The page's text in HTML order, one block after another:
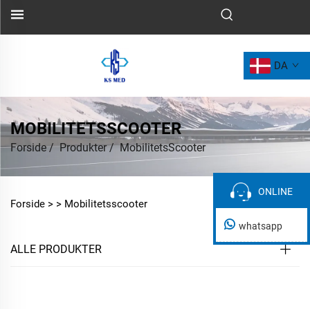
DA
MOBILITETSSCOOTER
Forside/Produkter/MobilitetsScooter
Forside > > Mobilitetsscooter
ALLE PRODUKTER
ONLINE
ONLINE
whatsapp